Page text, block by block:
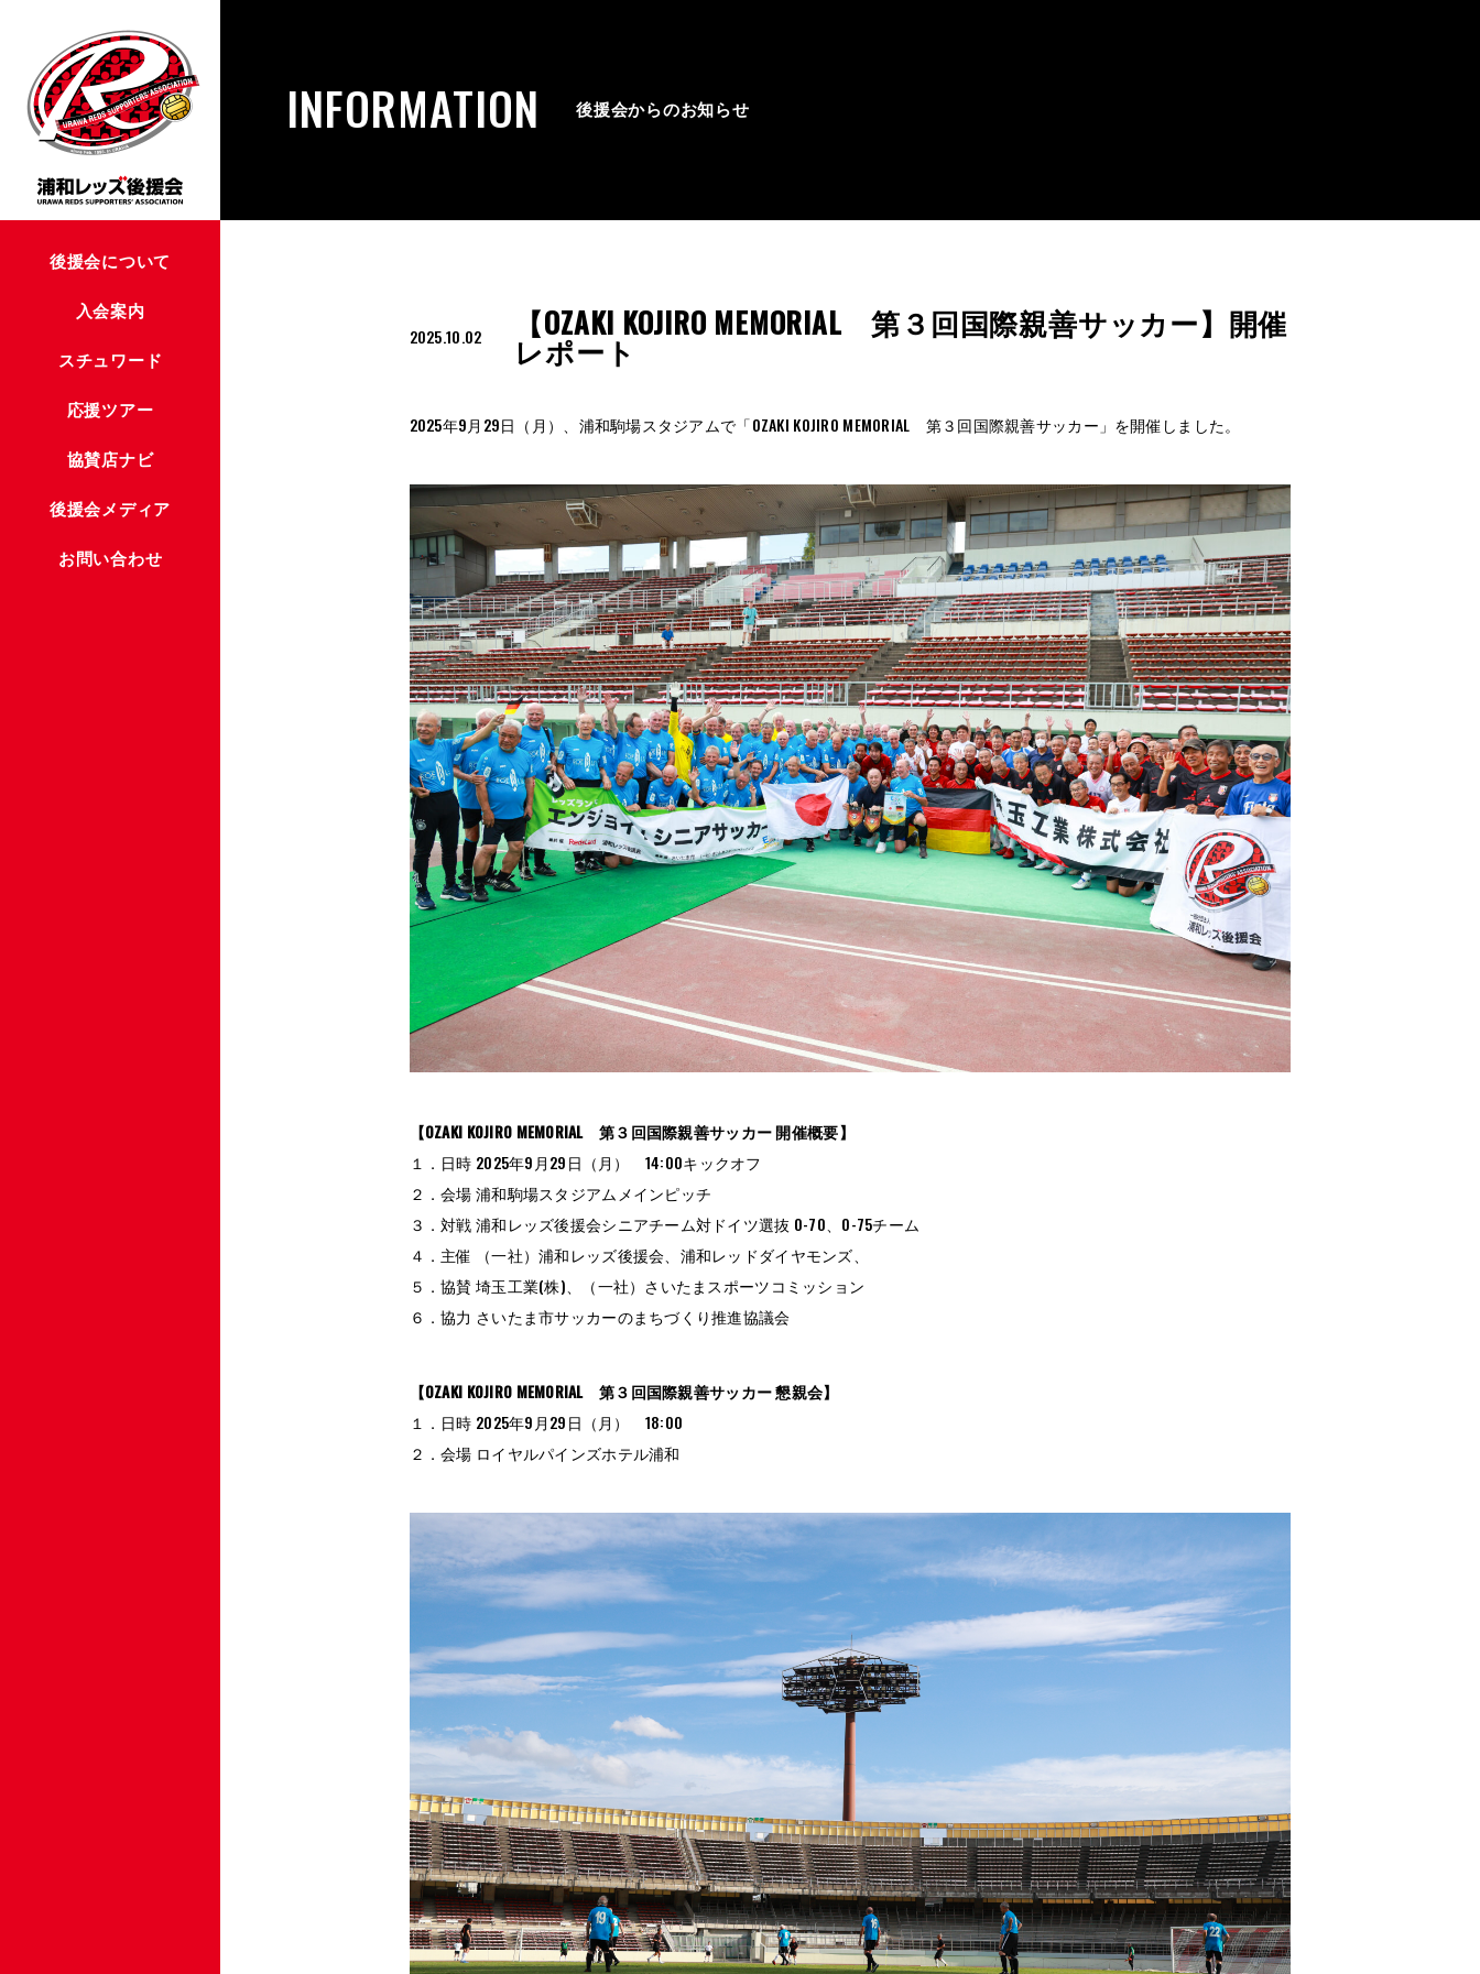
後援会について
入会案内
スチュワード
応援ツアー
協賛店ナビ
後援会メディア
お問い合わせ
INFORMATION 後援会からのお知らせ
2025.10.02 【OZAKI KOJIRO MEMORIAL 第３回国際親善サッカー】開催
レポート
2025年9月29日（月）、浦和駒場スタジアムで「OZAKI KOJIRO MEMORIAL 第３回国際親善サッカー」を開催しました。
【OZAKI KOJIRO MEMORIAL 第３回国際親善サッカー 開催概要】
１．日時 2025年9月29日（月） 14:00キックオフ
２．会場 浦和駒場スタジアムメインピッチ
３．対戦 浦和レッズ後援会シニアチーム対ドイツ選抜 O-70、O-75チーム
４．主催 （一社）浦和レッズ後援会、浦和レッドダイヤモンズ、
５．協賛 埼玉工業(株)、（一社）さいたまスポーツコミッション
６．協力 さいたま市サッカーのまちづくり推進協議会
【OZAKI KOJIRO MEMORIAL 第３回国際親善サッカー 懇親会】
１．日時 2025年9月29日（月） 18:00
２．会場 ロイヤルパインズホテル浦和